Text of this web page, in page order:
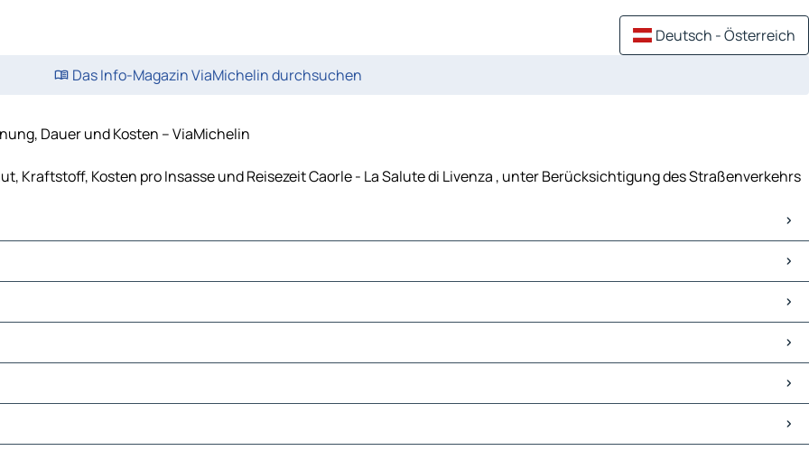
Deutsch - Österreich
Das Info-Magazin ViaMichelin durchsuchen
Dauer und Kosten – ViaMichelin
Kraftstoff, Kosten pro Insasse und Reisezeit Caorle - La Salute di Livenza , unter Berücksichtigung des Straßenverkehrs